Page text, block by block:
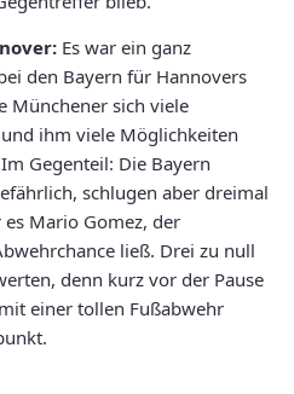
Es war ein ganz
den Bayern für Hannovers
Münchener sich viele
ihm viele Möglichkeiten
Gegenteil: Die Bayern
schlugen aber dreimal
Mario Gomez, der
ließ. Drei zu null
denn kurz vor der Pause
einer tollen Fußabwehr